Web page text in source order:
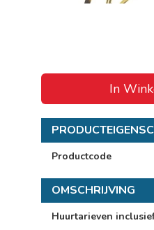
In
Productcode
OMSCHRIJVING
Huurtarieven